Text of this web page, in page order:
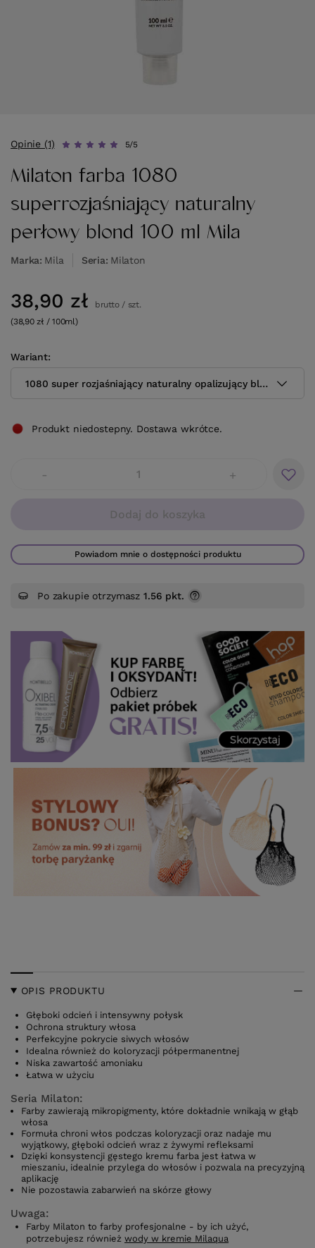
Opinie (1) 5/5
Milaton farba 1080
superrozjaśniający naturalny
perłowy blond 100 ml Mila
Marka Mila Seria Milaton
Wariant
1080 super rozjaśniający naturalny opalizujący blond
38,90 zł brutto/ szt.
(38,90 zł / 100ml)
- +
Dodaj do koszyka
Powiadom mnie o dostępności produktu
Produkt niedostepny. Dostawa wkrótce.
Po zakupie otrzymasz1.56 pkt.
OPIS PRODUKTU
Głęboki odcień i intensywny połysk
Ochrona struktury włosa
Perfekcyjne pokrycie siwych włosów
Idealna również do koloryzacji półpermanentnej
Niska zawartość amoniaku
Łatwa w użyciu
Seria Milaton:
Farby zawierają mikropigmenty, które dokładnie wnikają w głąb
włosa
Formuła chroni włos podczas koloryzacji oraz nadaje mu
wyjątkowy, głęboki odcień wraz z żywymi refleksami
Dzięki konsystencji gęstego kremu farba jest łatwa w
mieszaniu, idealnie przylega do włosów i pozwala na precyzyjną
aplikację
Nie pozostawia zabarwień na skórze głowy
Uwaga:
Farby Milaton to farby profesjonalne - by ich użyć,
potrzebujesz również wody w kremie Milaqua